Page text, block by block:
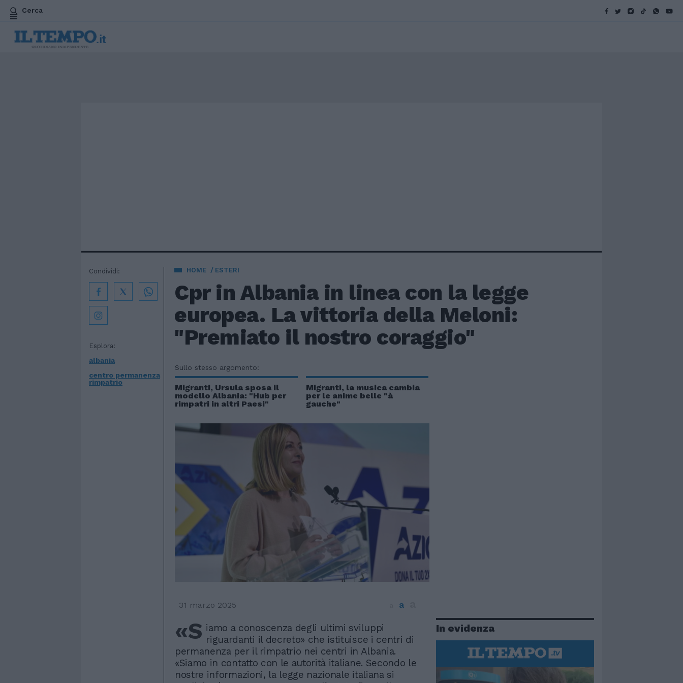
Cerca
HOME ESTERI
Cpr in Albania in linea con la legge
europea. La vittoria della Meloni:
"Premiato il nostro coraggio"
Esplora:
albania
centro permanenza
rimpatrio
Condividi:
Sullo stesso argomento:
Migranti, Ursula sposa il
modello Albania: "Hub per
rimpatri in altri Paesi"
Migranti, la musica cambia
per le anime belle "à
gauche"
31 marzo 2025 a
«S iamo a conoscenza degli ultimi sviluppi
riguardanti il decreto» che istituisce i centri di
permanenza per il rimpatrio nei centri in Albania.
«Siamo in contatto con le autorità italiane. Secondo le
nostre informazioni, la legge nazionale italiana si
In evidenza